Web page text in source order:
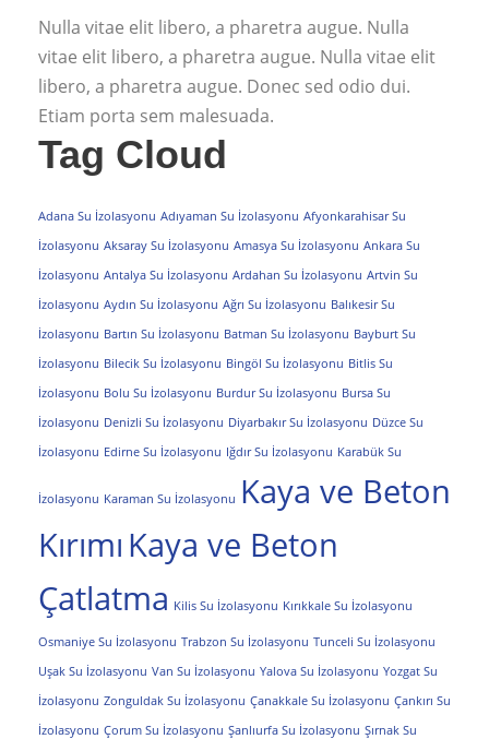
Nulla vitae elit libero, a pharetra augue. Nulla
vitae elit libero, a pharetra augue. Nulla vitae elit
libero, a pharetra augue. Donec sed odio dui.
Etiam porta sem malesuada.
Tag Cloud
Adana Su İzolasyonu Adıyaman Su İzolasyonu Afyonkarahisar Su
İzolasyonu Aksaray Su İzolasyonu Amasya Su İzolasyonu Ankara Su
İzolasyonu Antalya Su İzolasyonu Ardahan Su İzolasyonu Artvin Su
İzolasyonu Aydın Su İzolasyonu Ağrı Su İzolasyonu Balıkesir Su
İzolasyonu Bartın Su İzolasyonu Batman Su İzolasyonu Bayburt Su
İzolasyonu Bilecik Su İzolasyonu Bingöl Su İzolasyonu Bitlis Su
İzolasyonu Bolu Su İzolasyonu Burdur Su İzolasyonu Bursa Su
İzolasyonu Denizli Su İzolasyonu Diyarbakır Su İzolasyonu Düzce Su
İzolasyonu Edirne Su İzolasyonu Iğdır Su İzolasyonu Karabük Su
İzolasyonu Karaman Su İzolasyonu Kaya ve Beton
Kırımı Kaya ve Beton
Çatlatma Kilis Su İzolasyonu Kırıkkale Su İzolasyonu
Osmaniye Su İzolasyonu Trabzon Su İzolasyonu Tunceli Su İzolasyonu
Uşak Su İzolasyonu Van Su İzolasyonu Yalova Su İzolasyonu Yozgat Su
İzolasyonu Zonguldak Su İzolasyonu Çanakkale Su İzolasyonu Çankırı Su
İzolasyonu Çorum Su İzolasyonu Şanlıurfa Su İzolasyonu Şırnak Su